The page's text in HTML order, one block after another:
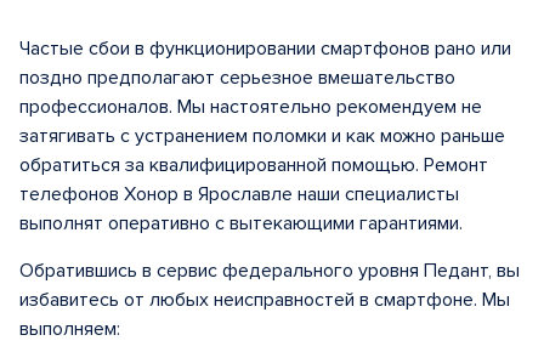
Частые сбои в функционировании смартфонов рано или
поздно предполагают серьезное вмешательство
профессионалов. Мы настоятельно рекомендуем не
затягивать с устранением поломки и как можно раньше
обратиться за квалифицированной помощью. Ремонт
телефонов Хонор в Ярославле наши специалисты
выполнят оперативно с вытекающими гарантиями.
Обратившись в сервис федерального уровня Педант, вы
избавитесь от любых неисправностей в смартфоне. Мы
выполняем: